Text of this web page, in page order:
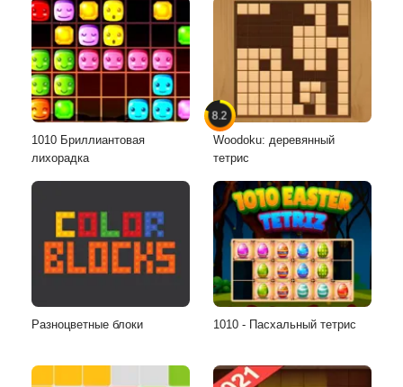
1010 Бриллиантовая
лихорадка
8.2
Woodoku: деревянный
тетрис
Разноцветные блоки 1010 - Пасхальный тетрис